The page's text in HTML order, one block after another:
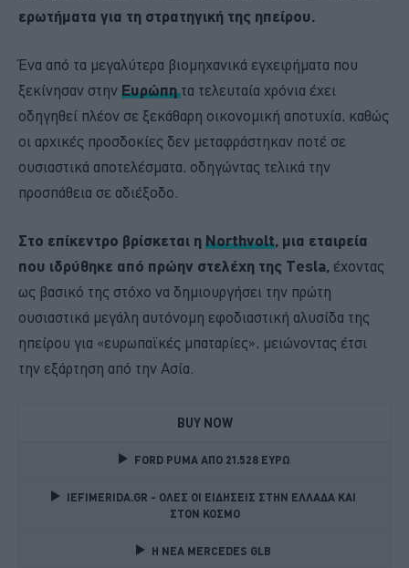
ερωτήματα για τη στρατηγική της ηπείρου.
Ένα από τα μεγαλύτερα βιομηχανικά εγχειρήματα που
ξεκίνησαν στην Ευρώπητα τελευταία χρόνια έχει
οδηγηθεί πλέον σε ξεκάθαρη οικονομική αποτυχία, καθώς
οι αρχικές προσδοκίες δεν μεταφράστηκαν ποτέ σε
ουσιαστικά αποτελέσματα, οδηγώντας τελικά την
προσπάθεια σε αδιέξοδο.
Στο επίκεντρο βρίσκεται η Northvolt, μια εταιρεία
που ιδρύθηκε από πρώην στελέχη της Tesla, έχοντας
ως βασικό της στόχο να δημιουργήσει την πρώτη
ουσιαστικά μεγάλη αυτόνομη εφοδιαστική αλυσίδα της
ηπείρου για «ευρωπαϊκές μπαταρίες», μειώνοντας έτσι
την εξάρτηση από την Ασία.
BUY NOW
FORD PUMA ΑΠΟ 21.528 ΕΥΡΩ
IEFIMERIDA.GR - ΟΛΕΣ ΟΙ ΕΙΔΗΣΕΙΣ ΣΤΗΝ ΕΛΛΑΔΑ ΚΑΙ
ΣΤΟΝ ΚΟΣΜΟ
Η ΝΕΑ MERCEDES GLB